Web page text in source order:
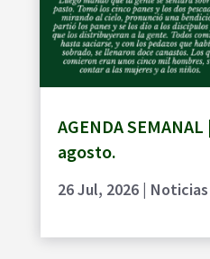
AGENDA
agosto.
26 Jul, 2026| Noticias